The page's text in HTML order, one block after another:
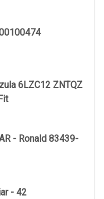
6LZC12 ZNTQZ
- Ronald 83439-
- 42